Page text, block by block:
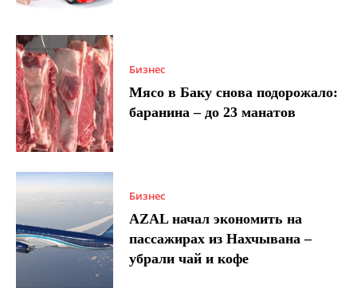
Бизнес
Мясо в Баку снова подорожало:
баранина – до 23 манатов
Бизнес
AZAL начал экономить на
пассажирах из Нахчывана –
убрали чай и кофе